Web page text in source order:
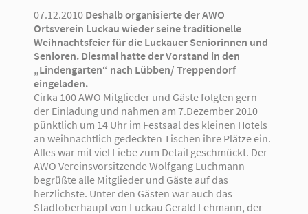
07.12.2010 Deshalb organisierte der AWO
Ortsverein Luckau wieder seine traditionelle
Weihnachtsfeier für die Luckauer Seniorinnen und
Senioren. Diesmal hatte der Vorstand in den
„Lindengarten“ nach Lübben/ Treppendorf
eingeladen.
Cirka 100 AWO Mitglieder und Gäste folgten gern
der Einladung und nahmen am 7.Dezember 2010
pünktlich um 14 Uhr im Festsaal des kleinen Hotels
an weihnachtlich gedeckten Tischen ihre Plätze ein.
Alles war mit viel Liebe zum Detail geschmückt. Der
AWO Vereinsvorsitzende Wolfgang Luchmann
begrüßte alle Mitglieder und Gäste auf das
herzlichste. Unter den Gästen war auch das
Stadtoberhaupt von Luckau Gerald Lehmann, der